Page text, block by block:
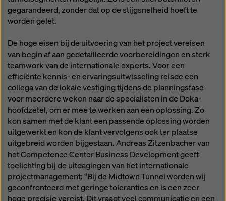
gegarandeerd, zonder dat op de stijgsnelheid hoeft te
worden gelet.
De hoge eisen bij de uitvoering van het project vereisen
van begin af aan gedetailleerde voorbereidingen en sterk
teamwork van de internationale experts. Voor een
efficiënte kennis- en ervaringsuitwisseling reisde een
collega van de lokale vestiging tijdens de planningsfase
voor meerdere weken naar de specialisten in de Doka-
hoofdzetel, om er mee te werken aan een oplossing. Zo
kon samen met de klant een passende oplossing worden
uitgewerkt en kon de klant vervolgens ook ter plaatse
uitgebreid worden bijgestaan. Andreas Zitzenbacher van
het Competence Center Business Development geeft
toelichting bij de uitdagingen van het internationale
projectmanagement: “Bij de Midtown Tunnel worden wij
geconfronteerd met geringe toleranties en is een zeer
hoge precisie vereist. Dit vraagt veel communicatie en een